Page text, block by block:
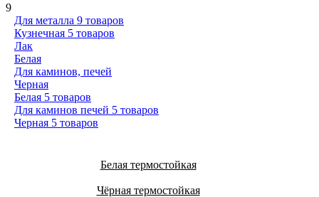
9
Для металла 9 товаров
Кузнечная 5 товаров
Лак
Белая
Для каминов, печей
Черная
Белая 5 товаров
Для каминов печей 5 товаров
Черная 5 товаров
Белая термостойкая
Чёрная термостойкая